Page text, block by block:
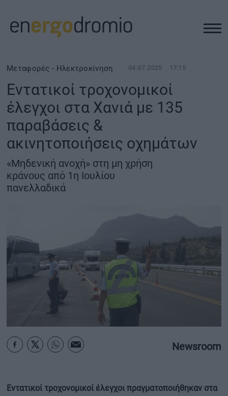
ΥΠΟΔΟΜΕΣ
REAL ESTATE
ΠΕΡΙΒΑΛΛΟΝ
ΕΝΕΡΓΕΙΑ
ΜΕΤΑΦΟΡΕΣ - ΗΛΕΚΤΡΟΚΙΝΗΣΗ
ΟΙΚΟΝΟΜΙΑ - ΕΠΙΧΕΙΡΗΣΕΙΣ
MY PROPERTY
ΚΑΡΑΜΠΟΛΕΣ
ΤΑΥΤΟΤΗΤΑ
Μεταφορές - Ηλεκτροκίνηση 04.07.2025 17:15
Εντατικοί τροχονομικοί
έλεγχοι στα Χανιά με 135
παραβάσεις &
ακινητοποιήσεις οχημάτων
«Μηδενική ανοχή» στη μη χρήση
κράνους από 1η Ιουλίου
πανελλαδικά
Newsroom
Εντατικοί τροχονομικοί έλεγχοι πραγματοποιήθηκαν στα